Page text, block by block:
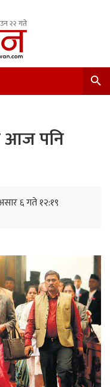
२२ गते
आज पनि
६ गते १२:१९